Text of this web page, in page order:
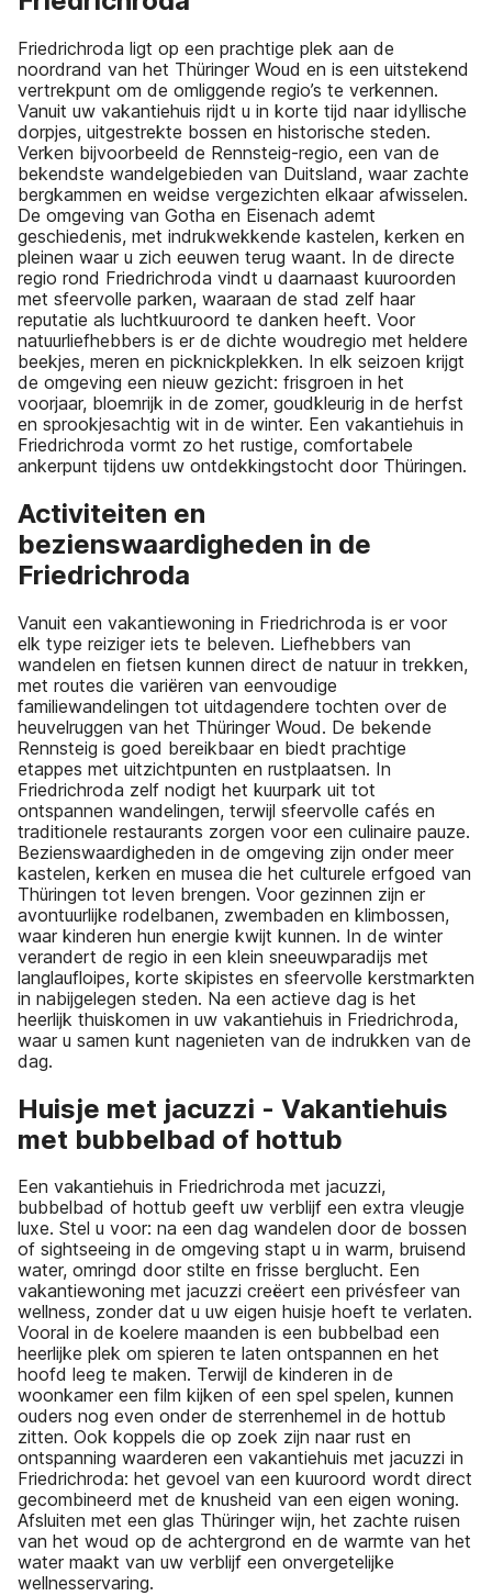
Friedrichroda ligt op een prachtige plek aan de
noordrand van het Thüringer Woud en is een uitstekend
vertrekpunt om de omliggende regio’s te verkennen.
Vanuit uw vakantiehuis rijdt u in korte tijd naar idyllische
dorpjes, uitgestrekte bossen en historische steden.
Verken bijvoorbeeld de Rennsteig-regio, een van de
bekendste wandelgebieden van Duitsland, waar zachte
bergkammen en weidse vergezichten elkaar afwisselen.
De omgeving van Gotha en Eisenach ademt
geschiedenis, met indrukwekkende kastelen, kerken en
pleinen waar u zich eeuwen terug waant. In de directe
regio rond Friedrichroda vindt u daarnaast kuuroorden
met sfeervolle parken, waaraan de stad zelf haar
reputatie als luchtkuuroord te danken heeft. Voor
natuurliefhebbers is er de dichte woudregio met heldere
beekjes, meren en picknickplekken. In elk seizoen krijgt
de omgeving een nieuw gezicht: frisgroen in het
voorjaar, bloemrijk in de zomer, goudkleurig in de herfst
en sprookjesachtig wit in de winter. Een vakantiehuis in
Friedrichroda vormt zo het rustige, comfortabele
ankerpunt tijdens uw ontdekkingstocht door Thüringen.
Activiteiten en
bezienswaardigheden in de
Friedrichroda
Vanuit een vakantiewoning in Friedrichroda is er voor
elk type reiziger iets te beleven. Liefhebbers van
wandelen en fietsen kunnen direct de natuur in trekken,
met routes die variëren van eenvoudige
familiewandelingen tot uitdagendere tochten over de
heuvelruggen van het Thüringer Woud. De bekende
Rennsteig is goed bereikbaar en biedt prachtige
etappes met uitzichtpunten en rustplaatsen. In
Friedrichroda zelf nodigt het kuurpark uit tot
ontspannen wandelingen, terwijl sfeervolle cafés en
traditionele restaurants zorgen voor een culinaire pauze.
Bezienswaardigheden in de omgeving zijn onder meer
kastelen, kerken en musea die het culturele erfgoed van
Thüringen tot leven brengen. Voor gezinnen zijn er
avontuurlijke rodelbanen, zwembaden en klimbossen,
waar kinderen hun energie kwijt kunnen. In de winter
verandert de regio in een klein sneeuwparadijs met
langlaufloipes, korte skipistes en sfeervolle kerstmarkten
in nabijgelegen steden. Na een actieve dag is het
heerlijk thuiskomen in uw vakantiehuis in Friedrichroda,
waar u samen kunt nagenieten van de indrukken van de
dag.
Huisje met jacuzzi - Vakantiehuis
met bubbelbad of hottub
Een vakantiehuis in Friedrichroda met jacuzzi,
bubbelbad of hottub geeft uw verblijf een extra vleugje
luxe. Stel u voor: na een dag wandelen door de bossen
of sightseeing in de omgeving stapt u in warm, bruisend
water, omringd door stilte en frisse berglucht. Een
vakantiewoning met jacuzzi creëert een privésfeer van
wellness, zonder dat u uw eigen huisje hoeft te verlaten.
Vooral in de koelere maanden is een bubbelbad een
heerlijke plek om spieren te laten ontspannen en het
hoofd leeg te maken. Terwijl de kinderen in de
woonkamer een film kijken of een spel spelen, kunnen
ouders nog even onder de sterrenhemel in de hottub
zitten. Ook koppels die op zoek zijn naar rust en
ontspanning waarderen een vakantiehuis met jacuzzi in
Friedrichroda: het gevoel van een kuuroord wordt direct
gecombineerd met de knusheid van een eigen woning.
Afsluiten met een glas Thüringer wijn, het zachte ruisen
van het woud op de achtergrond en de warmte van het
water maakt van uw verblijf een onvergetelijke
wellnesservaring.